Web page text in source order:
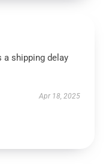
a shipping delay
Apr 18, 2025